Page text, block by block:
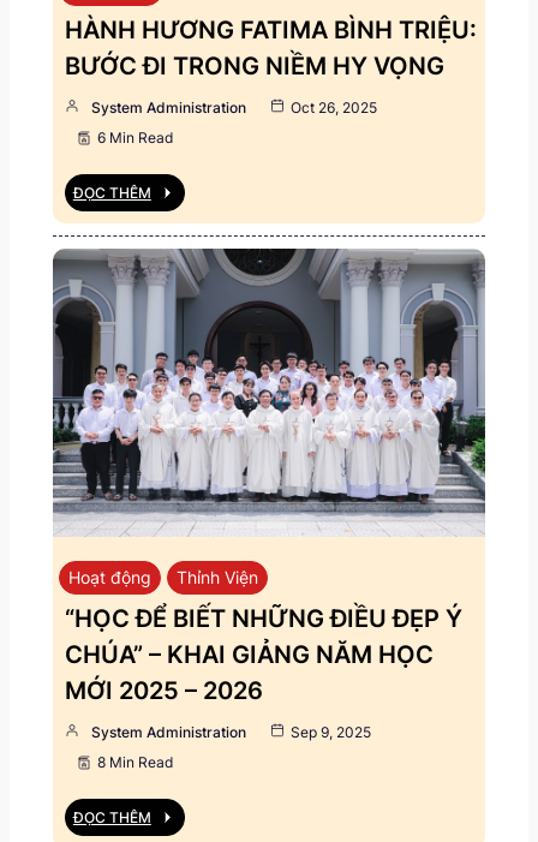
HÀNH HƯƠNG FATIMA BÌNH TRIỆU:
BƯỚC ĐI TRONG NIỀM HY VỌNG
System Administration
Oct 26, 2025
6 Min Read
ĐỌC THÊM
Hoạt động Thỉnh Viện
“HỌC ĐỂ BIẾT NHỮNG ĐIỀU ĐẸP Ý
CHÚA” – KHAI GIẢNG NĂM HỌC
MỚI 2025 – 2026
System Administration
Sep 9, 2025
8 Min Read
ĐỌC THÊM